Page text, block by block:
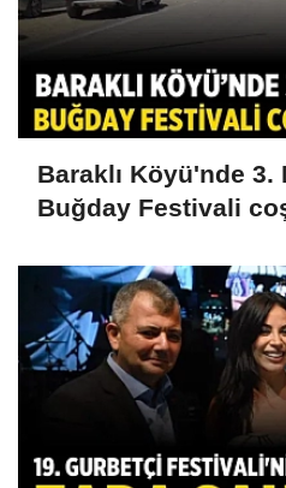
Baraklı Köyü'nde 3.
Buğday Festivali